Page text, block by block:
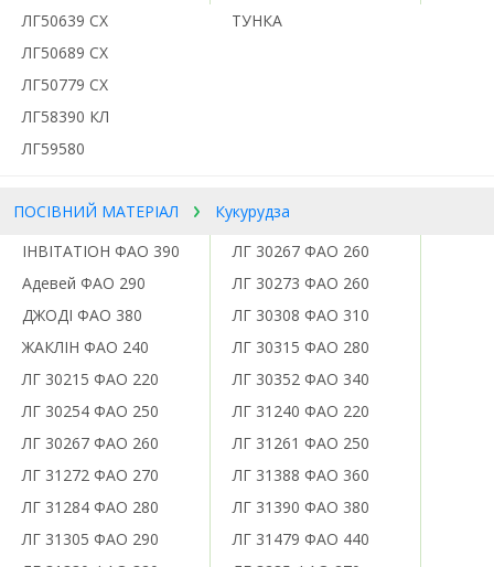
ЛГ50639 СХ
ЛГ50689 СХ
ЛГ50779 СХ
ЛГ58390 КЛ
ЛГ59580
ТУНКА
ПОСІВНИЙ МАТЕРІАЛ
Кукурудза
ІНВІТАТІОН ФАО 390
Адевей ФАО 290
ДЖОДІ ФАО 380
ЖАКЛІН ФАО 240
ЛГ 30215 ФАО 220
ЛГ 30254 ФАО 250
ЛГ 30267 ФАО 260
ЛГ 30267 ФАО 260
ЛГ 30273 ФАО 260
ЛГ 30308 ФАО 310
ЛГ 30315 ФАО 280
ЛГ 30352 ФАО 340
ЛГ 31240 ФАО 220
ЛГ 31261 ФАО 250
ЛГ 31272 ФАО 270
ЛГ 31284 ФАО 280
ЛГ 31305 ФАО 290
ЛГ 31388 ФАО 360
ЛГ 31390 ФАО 380
ЛГ 31479 ФАО 440